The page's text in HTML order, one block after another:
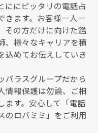
ににピッタリの電話占
きます。お客様一人一
その方だけに向けた鑑
、様々なキャリアを積
込めてお伝えしていき
パラスグループだから
情報保護は勿論、ご相
ます。安心して「電話
のロバミミ」をご利用